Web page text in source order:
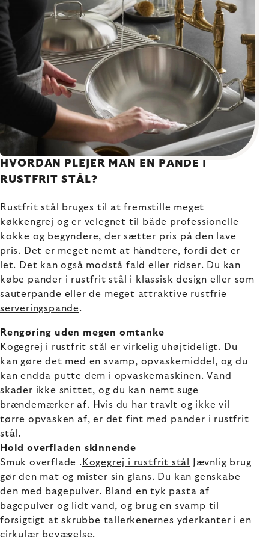
HVORDAN PLEJER MAN EN PANDE I
RUSTFRIT STÅL?
Rustfrit stål bruges til at fremstille meget
køkkengrej og er velegnet til både professionelle
kokke og begyndere, der sætter pris på den lave
pris. Det er meget nemt at håndtere, fordi det er
let. Det kan også modstå fald eller ridser. Du kan
købe pander i rustfrit stål i klassisk design eller som
sauterpande eller de meget attraktive rustfrie
serveringspande.
Rengøring uden megen omtanke
Kogegrej i rustfrit stål er virkelig uhøjtideligt. Du
kan gøre det med en svamp, opvaskemiddel, og du
kan endda putte dem i opvaskemaskinen. Vand
skader ikke snittet, og du kan nemt suge
brændemærker af. Hvis du har travlt og ikke vil
tørre opvasken af, er det fint med pander i rustfrit
stål.
Hold overfladen skinnende
Smuk overflade . Kogegrej i rustfrit stål
Jævnlig brug
gør den mat og mister sin glans. Du kan genskabe
den med bagepulver. Bland en tyk pasta af
bagepulver og lidt vand, og brug en svamp til
forsigtigt at skrubbe tallerkenernes yderkanter i en
cirkulær bevægelse.